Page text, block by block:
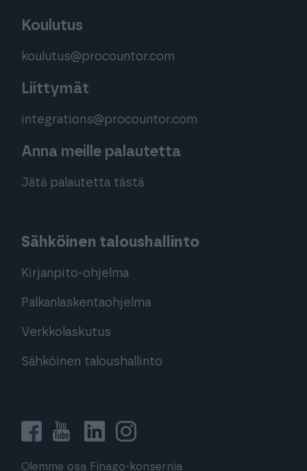
Koulutus
koulutus@procountor.com
Liittymät
integrations@procountor.com
Anna meille palautetta
Jätä palautetta tästä
Sähköinen taloushallinto
Kirjanpito-ohjelma
Palkanlaskentaohjelma
Verkkolaskutus
Sähköinen taloushallinto
Olemme osa Finago-konsernia